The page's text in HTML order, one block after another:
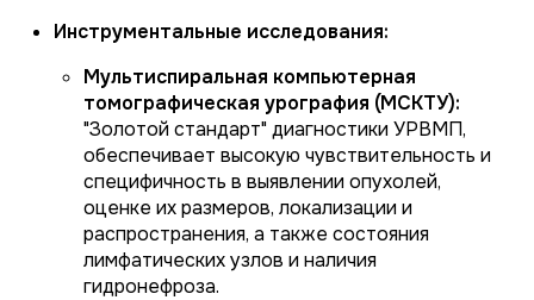
Инструментальные исследования:
Мультиспиральная компьютерная
томографическая урография (МСКТУ):
"Золотой стандарт" диагностики УРВМП,
обеспечивает высокую чувствительность и
специфичность в выявлении опухолей,
оценке их размеров, локализации и
распространения, а также состояния
лимфатических узлов и наличия
гидронефроза.